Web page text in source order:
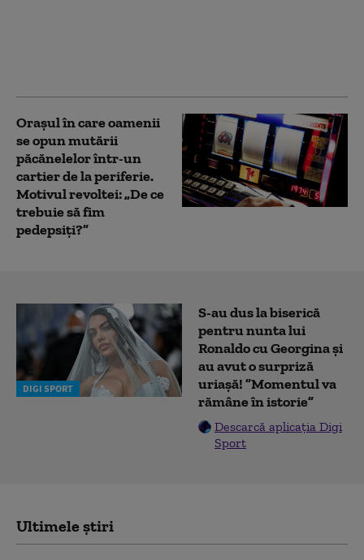
Orașul în care oamenii
se opun mutării
păcănelelor într-un
cartier de la periferie.
Motivul revoltei: „De ce
trebuie să fim
pedepsiți?”
DIGI SPORT
S-au dus la biserică
pentru nunta lui
Ronaldo cu Georgina și
au avut o surpriză
uriașă! ”Momentul va
rămâne în istorie”
Descarcă aplicația Digi
Sport
Ultimele știri